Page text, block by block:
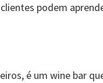
podem
é um wine bar